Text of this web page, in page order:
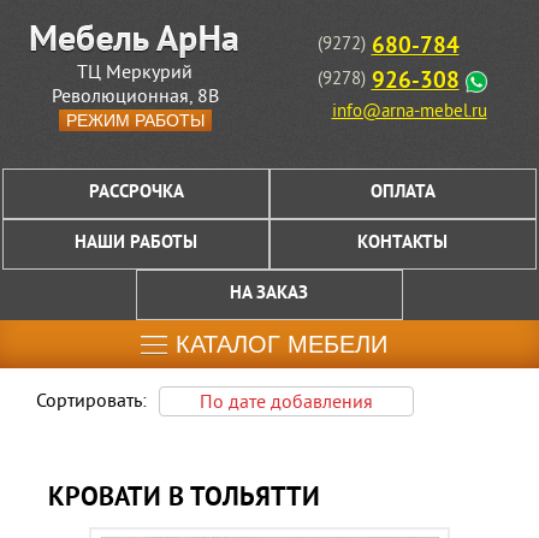
ТЦ Меркурий
Революционная, 8В
РЕЖИМ РАБОТЫ
(9272) 680-784
(9278) 926-308
info@arna-mebel.ru
РАССРОЧКА ОПЛАТА
НАШИ РАБОТЫ КОНТАКТЫ
НА ЗАКАЗ
КАТАЛОГ МЕБЕЛИ
Сортировать: По дате добавления
КРОВАТИ В ТОЛЬЯТТИ